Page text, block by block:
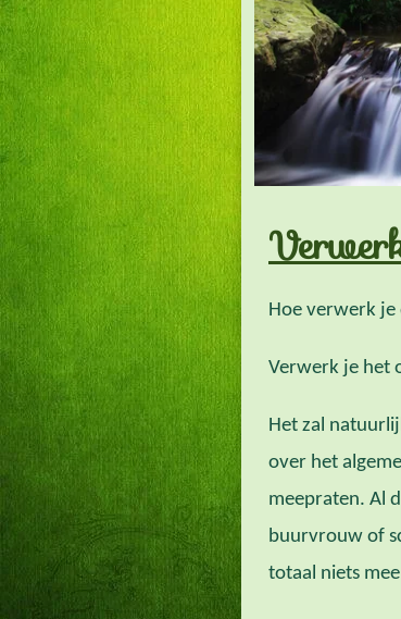
Hoe verwerk
Verwerk je het
Het zal
over het
meepraten. Al
buurvrouw of
totaal niets